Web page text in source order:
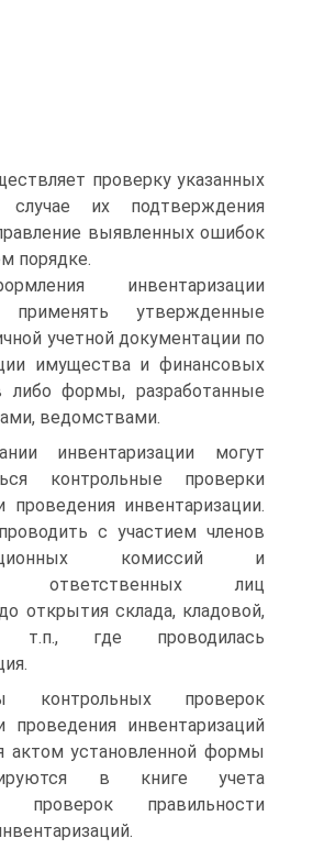
проверку указанных
их подтверждения
выявленных ошибок
порядке.
инвентаризации
применять утвержденные
учетной документации по
имущества и финансовых
либо формы, разработанные
ведомствами.
инвентаризации могут
контрольные проверки
проведения инвентаризации.
с участием членов
комиссий и
ответственных лиц
открытия склада, кладовой,
где проводилась
контрольных проверок
проведения инвентаризаций
актом установленной формы
в книге учета
проверок правильности